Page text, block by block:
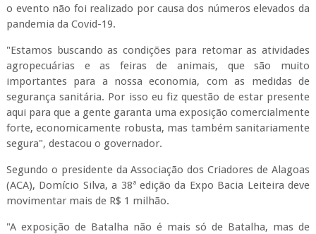
o evento não foi realizado por causa dos números elevados da
pandemia da Covid-19.
"Estamos buscando as condições para retomar as atividades
agropecuárias e as feiras de animais, que são muito
importantes para a nossa economia, com as medidas de
segurança sanitária. Por isso eu fiz questão de estar presente
aqui para que a gente garanta uma exposição comercialmente
forte, economicamente robusta, mas também sanitariamente
segura", destacou o governador.
Segundo o presidente da Associação dos Criadores de Alagoas
(ACA), Domício Silva, a 38ª edição da Expo Bacia Leiteira deve
movimentar mais de R$ 1 milhão.
"A exposição de Batalha não é mais só de Batalha, mas de